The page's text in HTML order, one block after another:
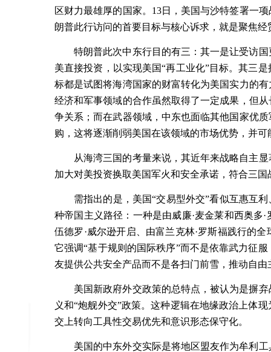
区财力最雄厚的国家。 13日，美国与沙特签署一
朗普此行访问的首要目标与核心诉求，就是聚焦经
特朗普此次中东行目的有三：其一是让受访
美直接投资，以实现美国“再工业化”目标。其三
标都是试图将海湾国家的财富转化为美国实力的
经济和军事领域的合作虽然取得了一定成果，但
争关系；而在武器领域，中东也面临其他国家优
购，这将逐渐削弱美国在该领域的市场优势，并
从海湾三国的考量来说，其近年来战略自主
加大对美投资换取美国军火和安全承诺，符合三国
需指出的是，美国“交易型外交”看似互惠互
种帝国主义路径：一种是由威廉·麦金莱和西奥多
伍德罗·威尔逊开启、由富兰克林·罗斯福践行的
它强调“基于规则的国际秩序”而不是依靠武力征
友提供公共安全产品而不是各扫门前雪，推动自
美国新政府外交政策的总特点，被认为是摒
义和“炮舰外交”政策。这种逻辑在地缘政治上体
交上转向工具性交易优先和意识形态保守化。
美国的中东外交实际是将地区盟友作为牟利